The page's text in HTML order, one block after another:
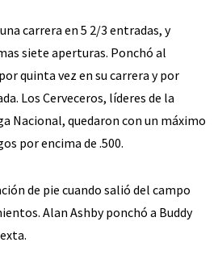
carrera en 5 2/3 entradas, y
siete aperturas. Ponchó al
quinta vez en su carrera y por
Los Cerveceros, líderes de la
Nacional, quedaron con un máximo
por encima de .500.
de pie cuando salió del campo
Alan Ashby ponchó a Buddy